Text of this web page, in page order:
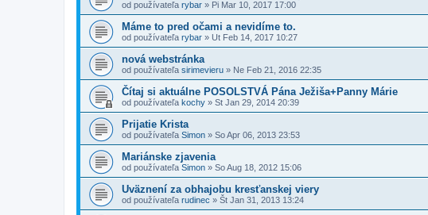
od používateľa rybar » Pi Mar 10, 2017 17:00
Máme to pred očami a nevidíme to.
od používateľa rybar » Ut Feb 14, 2017 10:27
nová webstránka
od používateľa sirimevieru » Ne Feb 21, 2016 22:35
Čítaj si aktuálne POSOLSTVÁ Pána Ježiša+Panny Márie
od používateľa kochy » St Jan 29, 2014 20:39
Prijatie Krista
od používateľa Simon » So Apr 06, 2013 23:53
Mariánske zjavenia
od používateľa Simon » So Aug 18, 2012 15:06
Uväznení za obhajobu kresťanskej viery
od používateľa rudinec » Št Jan 31, 2013 13:24